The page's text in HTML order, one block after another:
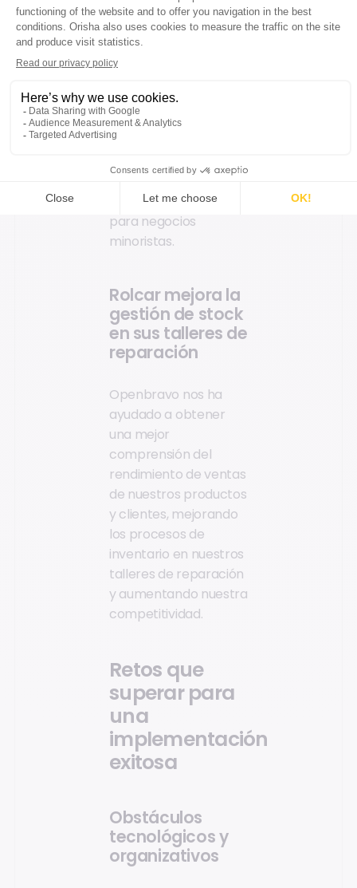
ventajas de la nube
con capacidades de
WMS. Además, Core-
comercial que ofrece
plataformas robustas
de e-commerce,
soluciones logísticas
para negocios
minoristas.
Rolcar mejora la
gestión de stock
en sus talleres de
reparación
Openbravo nos ha
ayudado a obtener
una mejor
comprensión del
rendimiento de ventas
de nuestros productos
y clientes, mejorando
los procesos de
inventario en nuestros
talleres de reparación
y aumentando nuestra
competitividad.
Retos que
superar para
una
implementación
exitosa
Obstáculos
tecnológicos y
organizativos